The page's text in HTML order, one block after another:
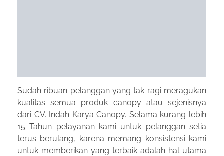
Sudah ribuan pelanggan yang tak ragi meragukan
kualitas semua produk canopy atau sejenisnya
dari CV. Indah Karya Canopy. Selama kurang lebih
15 Tahun pelayanan kami untuk pelanggan setia
terus berulang, karena memang konsistensi kami
untuk memberikan yang terbaik adalah hal utama